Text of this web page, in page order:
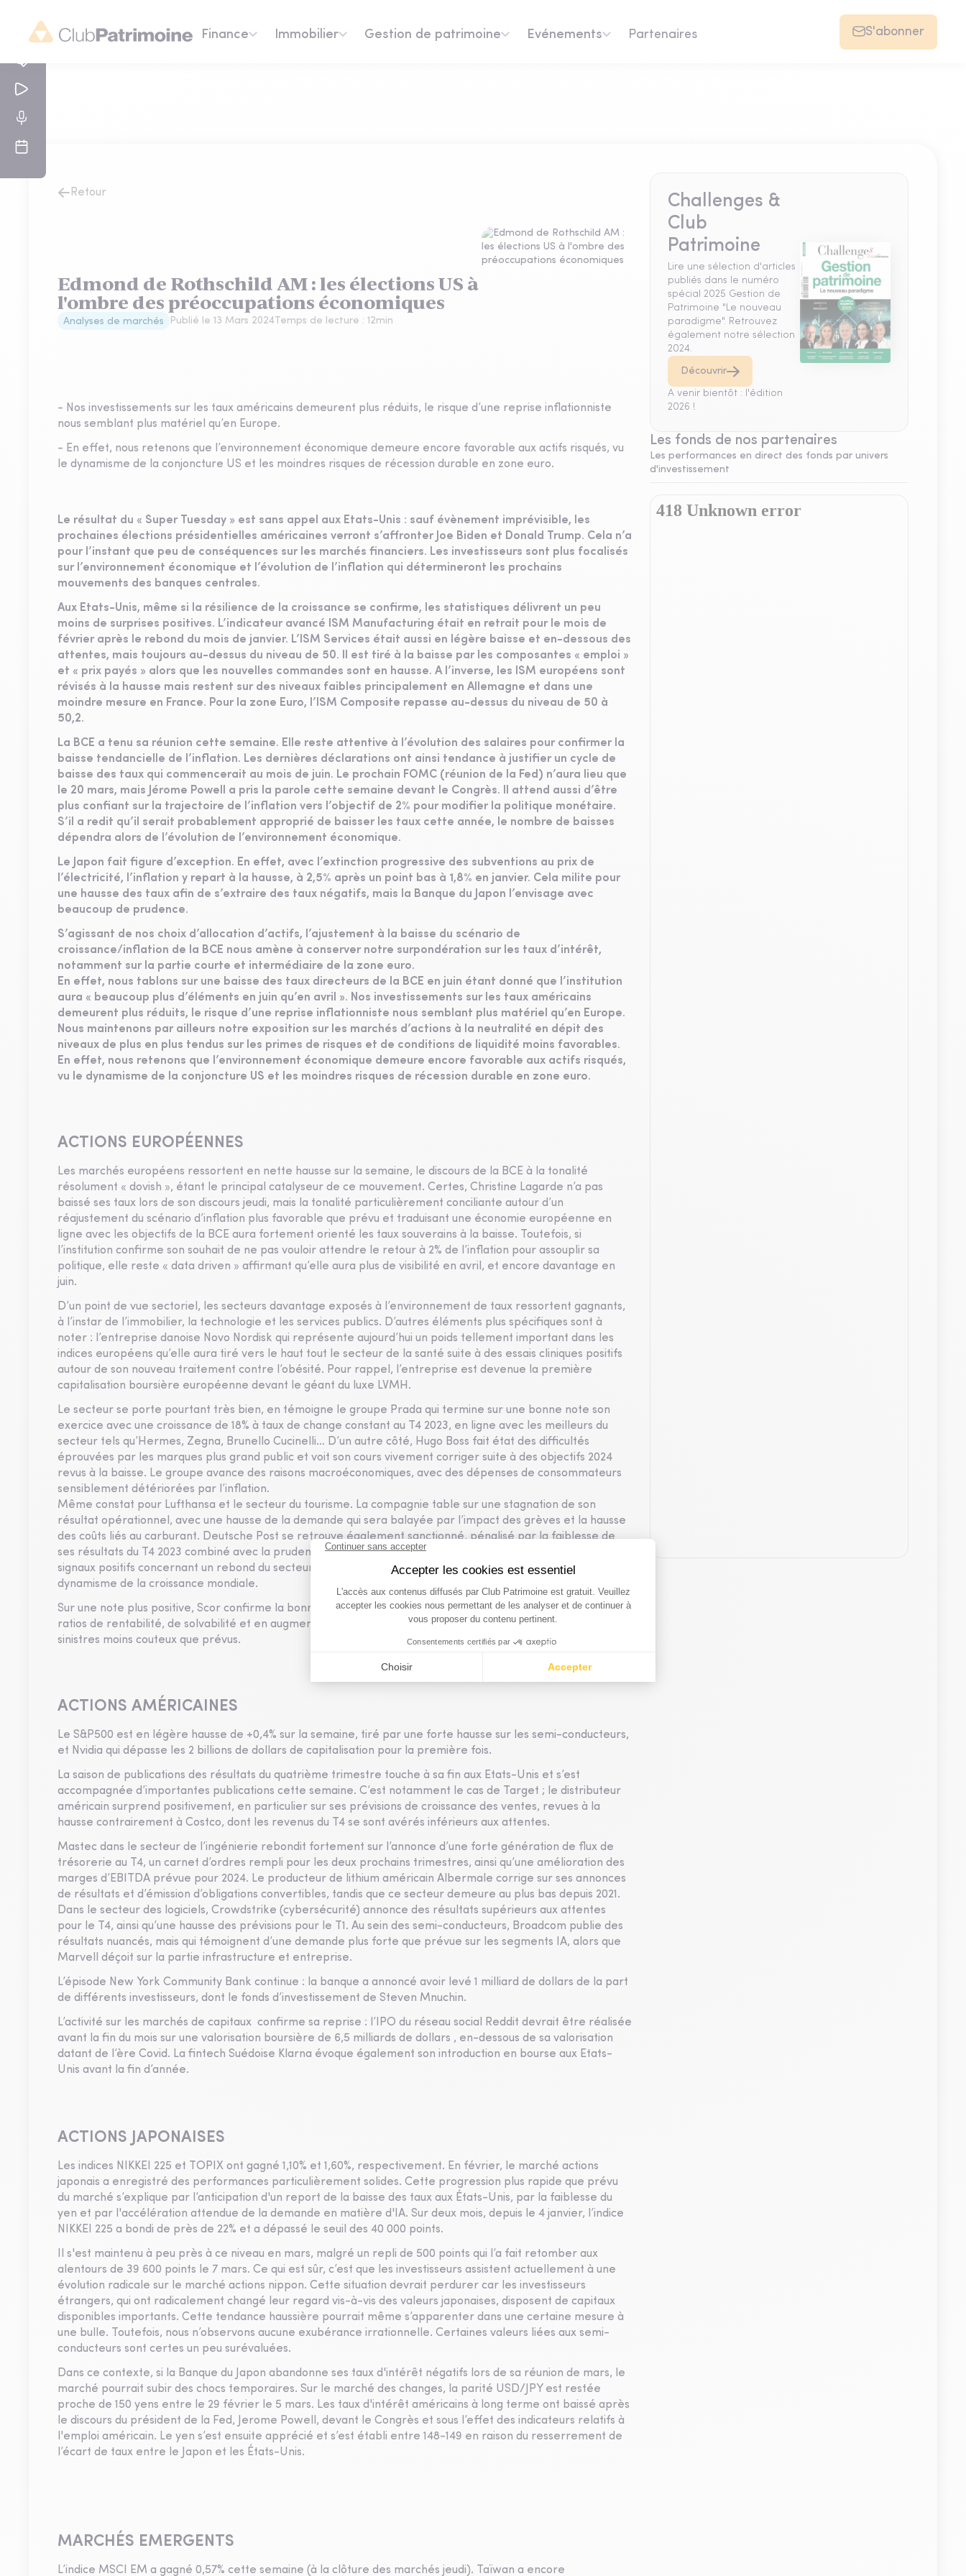
Finance Immobilier Gestion de patrimoine Evénements Partenaires S'abonner
Retour
Edmond de Rothschild AM : les élections US à
l'ombre des préoccupations économiques
Analyses de marchés Publié le 13 Mars 2024Temps de lecture : 12min
- Nos investissements sur les taux américains demeurent plus réduits, le risque d’une reprise inflationniste
nous semblant plus matériel qu’en Europe.
- En effet, nous retenons que l’environnement économique demeure encore favorable aux actifs risqués, vu
le dynamisme de la conjoncture US et les moindres risques de récession durable en zone euro.
Le résultat du « Super Tuesday » est sans appel aux Etats-Unis : sauf évènement imprévisible, les
prochaines élections présidentielles américaines verront s’affronter Joe Biden et Donald Trump. Cela n’a
pour l’instant que peu de conséquences sur les marchés financiers. Les investisseurs sont plus focalisés
sur l’environnement économique et l’évolution de l’inflation qui détermineront les prochains
mouvements des banques centrales.
Aux Etats-Unis, même si la résilience de la croissance se confirme, les statistiques délivrent un peu
moins de surprises positives. L’indicateur avancé ISM Manufacturing était en retrait pour le mois de
février après le rebond du mois de janvier. L’ISM Services était aussi en légère baisse et en-dessous des
attentes, mais toujours au-dessus du niveau de 50. Il est tiré à la baisse par les composantes « emploi »
et « prix payés » alors que les nouvelles commandes sont en hausse. A l’inverse, les ISM européens sont
révisés à la hausse mais restent sur des niveaux faibles principalement en Allemagne et dans une
moindre mesure en France. Pour la zone Euro, l’ISM Composite repasse au-dessus du niveau de 50 à
50,2.
La BCE a tenu sa réunion cette semaine. Elle reste attentive à l’évolution des salaires pour confirmer la
baisse tendancielle de l’inflation. Les dernières déclarations ont ainsi tendance à justifier un cycle de
baisse des taux qui commencerait au mois de juin. Le prochain FOMC (réunion de la Fed) n’aura lieu que
le 20 mars, mais Jérome Powell a pris la parole cette semaine devant le Congrès. Il attend aussi d’être
plus confiant sur la trajectoire de l’inflation vers l’objectif de 2% pour modifier la politique monétaire.
S’il a redit qu’il serait probablement approprié de baisser les taux cette année, le nombre de baisses
dépendra alors de l’évolution de l’environnement économique.
Le Japon fait figure d’exception. En effet, avec l’extinction progressive des subventions au prix de
l’électricité, l’inflation y repart à la hausse, à 2,5% après un point bas à 1,8% en janvier. Cela milite pour
une hausse des taux afin de s’extraire des taux négatifs, mais la Banque du Japon l’envisage avec
beaucoup de prudence.
S’agissant de nos choix d’allocation d’actifs, l’ajustement à la baisse du scénario de
croissance/inflation de la BCE nous amène à conserver notre surpondération sur les taux d’intérêt,
notamment sur la partie courte et intermédiaire de la zone euro.
En effet, nous tablons sur une baisse des taux directeurs de la BCE en juin étant donné que l’institution
aura « beaucoup plus d’éléments en juin qu’en avril ». Nos investissements sur les taux américains
demeurent plus réduits, le risque d’une reprise inflationniste nous semblant plus matériel qu’en Europe.
Nous maintenons par ailleurs notre exposition sur les marchés d’actions à la neutralité en dépit des
niveaux de plus en plus tendus sur les primes de risques et de conditions de liquidité moins favorables.
En effet, nous retenons que l’environnement économique demeure encore favorable aux actifs risqués,
vu le dynamisme de la conjoncture US et les moindres risques de récession durable en zone euro.
ACTIONS EUROPÉENNES
Les marchés européens ressortent en nette hausse sur la semaine, le discours de la BCE à la tonalité
résolument « dovish », étant le principal catalyseur de ce mouvement. Certes, Christine Lagarde n’a pas
baissé ses taux lors de son discours jeudi, mais la tonalité particulièrement conciliante autour d’un
réajustement du scénario d’inflation plus favorable que prévu et traduisant une économie européenne en
ligne avec les objectifs de la BCE aura fortement orienté les taux souverains à la baisse. Toutefois, si
l’institution confirme son souhait de ne pas vouloir attendre le retour à 2% de l’inflation pour assouplir sa
politique, elle reste « data driven » affirmant qu’elle aura plus de visibilité en avril, et encore davantage en
juin.
D’un point de vue sectoriel, les secteurs davantage exposés à l’environnement de taux ressortent gagnants,
à l’instar de l’immobilier, la technologie et les services publics. D’autres éléments plus spécifiques sont à
noter : l’entreprise danoise Novo Nordisk qui représente aujourd’hui un poids tellement important dans les
indices européens qu’elle aura tiré vers le haut tout le secteur de la santé suite à des essais cliniques positifs
autour de son nouveau traitement contre l’obésité. Pour rappel, l’entreprise est devenue la première
capitalisation boursière européenne devant le géant du luxe LVMH.
Le secteur se porte pourtant très bien, en témoigne le groupe Prada qui termine sur une bonne note son
exercice avec une croissance de 18% à taux de change constant au T4 2023, en ligne avec les meilleurs du
secteur tels qu’Hermes, Zegna, Brunello Cucinelli… D’un autre côté, Hugo Boss fait état des difficultés
éprouvées par les marques plus grand public et voit son cours vivement corriger suite à des objectifs 2024
revus à la baisse. Le groupe avance des raisons macroéconomiques, avec des dépenses de consommateurs
sensiblement détériorées par l’inflation.
Même constat pour Lufthansa et le secteur du tourisme. La compagnie table sur une stagnation de son
résultat opérationnel, avec une hausse de la demande qui sera balayée par l’impact des grèves et la hausse
des coûts liés au carburant. Deutsche Post se retrouve également sanctionné, pénalisé par la faiblesse de
ses résultats du T4 2023 combiné avec la prudence de ses perspectives pour 2024 devant un manque de
signaux positifs concernant un rebond du secteur logistique, souvent considéré comme un indicateur du
dynamisme de la croissance mondiale.
Sur une note plus positive, Scor confirme la bonne santé du secteur assurantiel en Europe en améliorant ses
ratios de rentabilité, de solvabilité et en augmentant son dividende grâce à des hausses tarifaires et des
sinistres moins couteux que prévus.
ACTIONS AMÉRICAINES
Le S&P500 est en légère hausse de +0,4% sur la semaine, tiré par une forte hausse sur les semi-conducteurs,
et Nvidia qui dépasse les 2 billions de dollars de capitalisation pour la première fois.
La saison de publications des résultats du quatrième trimestre touche à sa fin aux Etats-Unis et s’est
accompagnée d’importantes publications cette semaine. C’est notamment le cas de Target ; le distributeur
américain surprend positivement, en particulier sur ses prévisions de croissance des ventes, revues à la
hausse contrairement à Costco, dont les revenus du T4 se sont avérés inférieurs aux attentes.
Mastec dans le secteur de l’ingénierie rebondit fortement sur l’annonce d’une forte génération de flux de
trésorerie au T4, un carnet d’ordres rempli pour les deux prochains trimestres, ainsi qu’une amélioration des
marges d’EBITDA prévue pour 2024. Le producteur de lithium américain Albermale corrige sur ses annonces
de résultats et d’émission d’obligations convertibles, tandis que ce secteur demeure au plus bas depuis 2021.
Dans le secteur des logiciels, Crowdstrike (cybersécurité) annonce des résultats supérieurs aux attentes
pour le T4, ainsi qu’une hausse des prévisions pour le T1. Au sein des semi-conducteurs, Broadcom publie des
résultats nuancés, mais qui témoignent d’une demande plus forte que prévue sur les segments IA, alors que
Marvell déçoit sur la partie infrastructure et entreprise.
L’épisode New York Community Bank continue : la banque a annoncé avoir levé 1 milliard de dollars de la part
de différents investisseurs, dont le fonds d’investissement de Steven Mnuchin.
L’activité sur les marchés de capitaux confirme sa reprise : l’IPO du réseau social Reddit devrait être réalisée
avant la fin du mois sur une valorisation boursière de 6,5 milliards de dollars , en-dessous de sa valorisation
datant de l’ère Covid. La fintech Suédoise Klarna évoque également son introduction en bourse aux Etats-
Unis avant la fin d’année.
ACTIONS JAPONAISES
Les indices NIKKEI 225 et TOPIX ont gagné 1,10% et 1,60%, respectivement. En février, le marché actions
japonais a enregistré des performances particulièrement solides. Cette progression plus rapide que prévu
du marché s’explique par l’anticipation d'un report de la baisse des taux aux États-Unis, par la faiblesse du
yen et par l'accélération attendue de la demande en matière d'IA. Sur deux mois, depuis le 4 janvier, l’indice
NIKKEI 225 a bondi de près de 22% et a dépassé le seuil des 40 000 points.
Il s'est maintenu à peu près à ce niveau en mars, malgré un repli de 500 points qui l’a fait retomber aux
alentours de 39 600 points le 7 mars. Ce qui est sûr, c’est que les investisseurs assistent actuellement à une
évolution radicale sur le marché actions nippon. Cette situation devrait perdurer car les investisseurs
étrangers, qui ont radicalement changé leur regard vis-à-vis des valeurs japonaises, disposent de capitaux
disponibles importants. Cette tendance haussière pourrait même s’apparenter dans une certaine mesure à
une bulle. Toutefois, nous n’observons aucune exubérance irrationnelle. Certaines valeurs liées aux semi-
conducteurs sont certes un peu surévaluées.
Dans ce contexte, si la Banque du Japon abandonne ses taux d'intérêt négatifs lors de sa réunion de mars, le
marché pourrait subir des chocs temporaires. Sur le marché des changes, la parité USD/JPY est restée
proche de 150 yens entre le 29 février le 5 mars. Les taux d'intérêt américains à long terme ont baissé après
le discours du président de la Fed, Jerome Powell, devant le Congrès et sous l’effet des indicateurs relatifs à
l'emploi américain. Le yen s’est ensuite apprécié et s’est établi entre 148-149 en raison du resserrement de
l’écart de taux entre le Japon et les États-Unis.
MARCHÉS EMERGENTS
L’indice MSCI EM a gagné 0,57% cette semaine (à la clôture des marchés jeudi). Taïwan a encore
Challenges &
Club
Patrimoine
Lire une sélection d'articles
publiés dans le numéro
spécial 2025 Gestion de
Patrimoine "Le nouveau
paradigme". Retrouvez
également notre sélection
2024.
Découvrir
A venir bientôt : l'édition
2026 !
Les fonds de nos partenaires
Les performances en direct des fonds par univers
d'investissement